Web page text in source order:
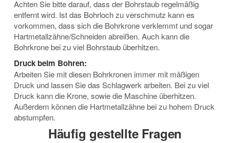
Achten Sie bitte darauf, dass der Bohrstaub regelmäßig
entfernt wird. Ist das Bohrloch zu verschmutz kann es
vorkommen, dass sich die Bohrkrone verklemmt und sogar
Hartmetallzähne/Schneiden abreißen. Auch kann die
Bohrkrone bei zu viel Bohrstaub überhitzen.
Druck beim Bohren:
Arbeiten Sie mit diesen Bohrkronen immer mit mäßigen
Druck und lassen Sie das Schlagwerk arbeiten. Bei zu viel
Druck kann die Krone, sowie die Maschine überhitzen.
Außerdem können die Hartmetallzähne bei zu hohem Druck
abstumpfen.
Häufig gestellte Fragen